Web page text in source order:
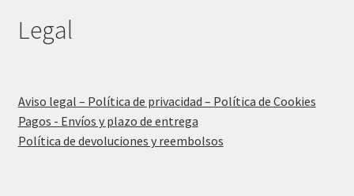
Legal
Aviso legal – Política de privacidad – Política de Cookies
Pagos - Envíos y plazo de entrega
Política de devoluciones y reembolsos